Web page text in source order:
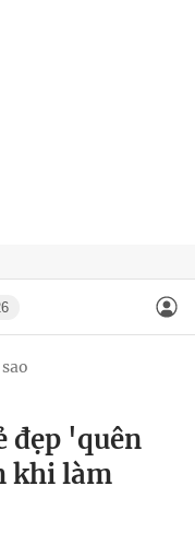
đẹp 'quên
khi làm